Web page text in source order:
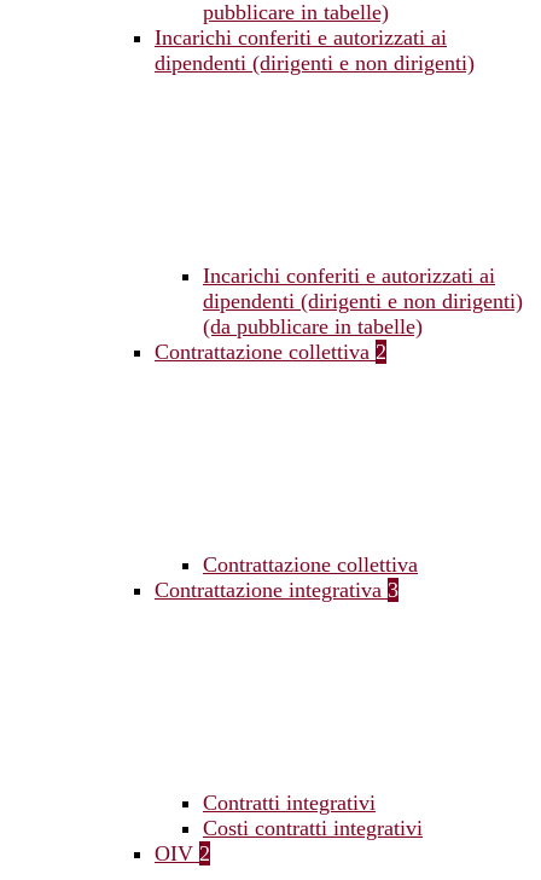
pubblicare in tabelle)
Incarichi conferiti e autorizzati ai
dipendenti (dirigenti e non dirigenti)
Incarichi conferiti e autorizzati ai
dipendenti (dirigenti e non dirigenti)
(da pubblicare in tabelle)
Contrattazione collettiva 2
Contrattazione collettiva
Contrattazione integrativa 3
Contratti integrativi
Costi contratti integrativi
OIV 2